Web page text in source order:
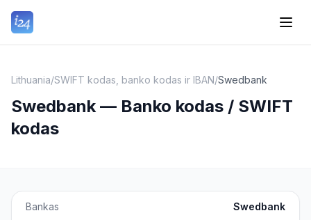
Lithuania/SWIFT kodas, banko kodas ir IBAN/Swedbank
Swedbank — Banko kodas / SWIFT
kodas
Bankas Swedbank